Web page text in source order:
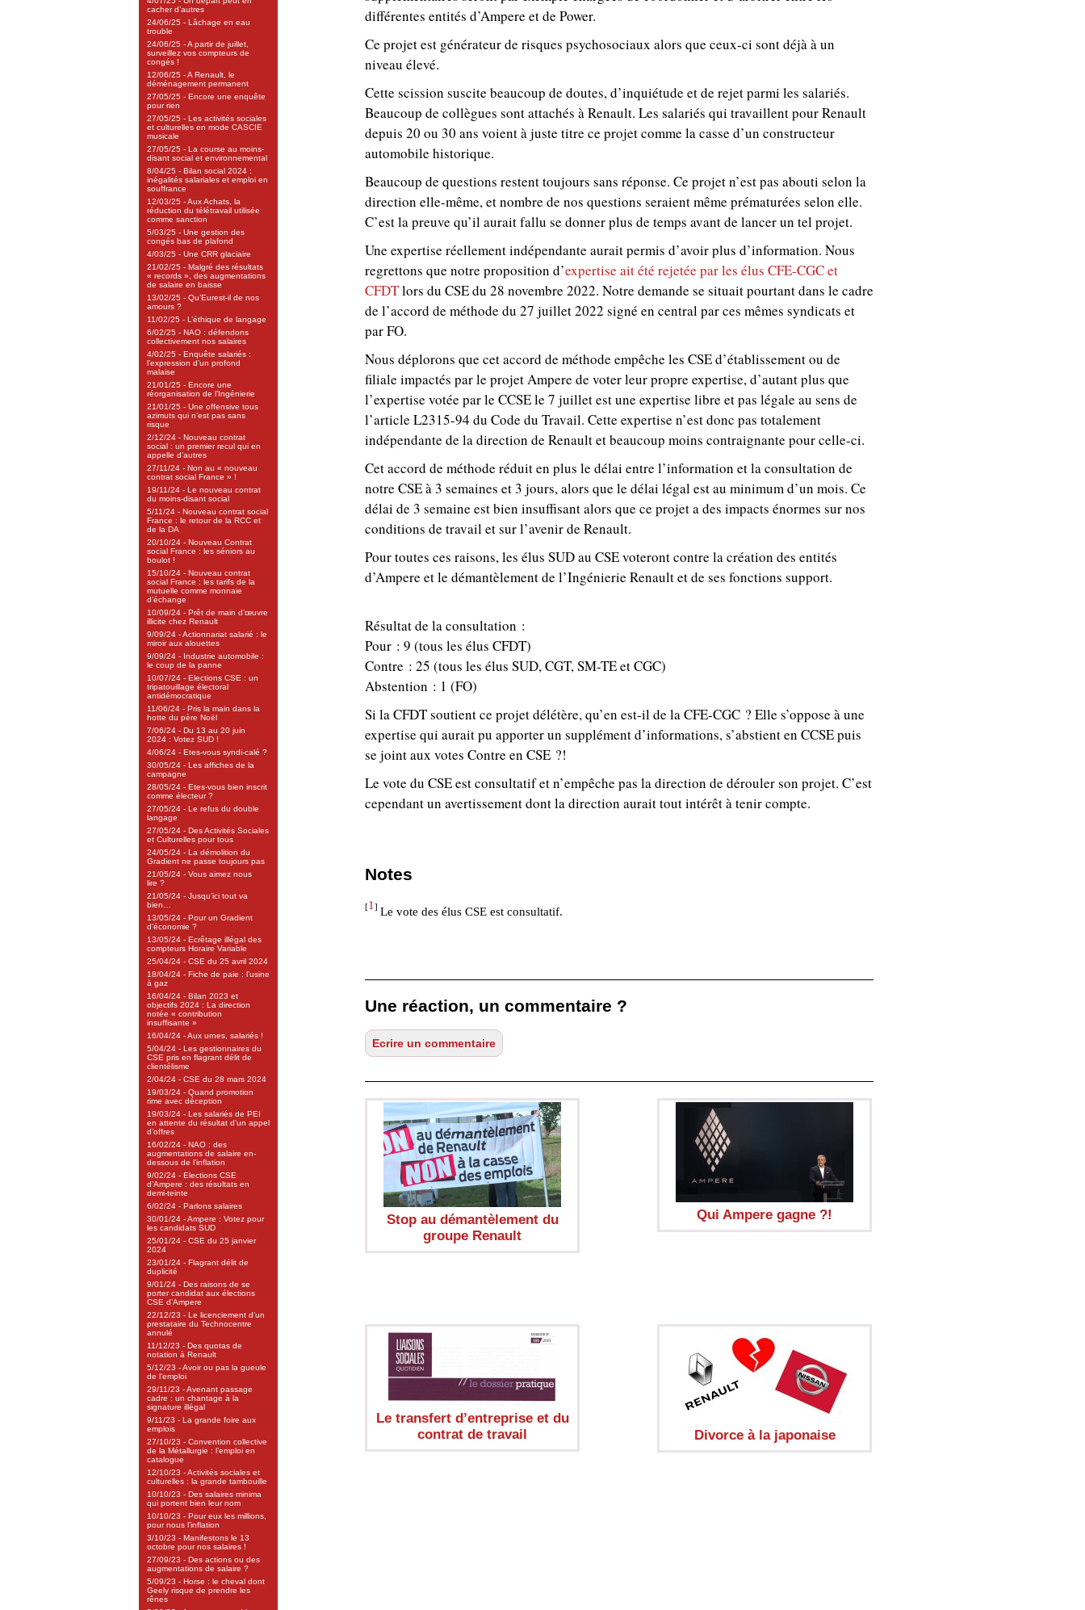
cacher d’autres
24/06/25 - Lâchage en eau
trouble
24/06/25 - A partir de juillet,
surveillez vos compteurs de
congés !
12/06/25 - A Renault, le
déménagement permanent
27/05/25 - Encore une enquête
pour rien
27/05/25 - Les activités sociales
et culturelles en mode CASCIE
musicale
27/05/25 - La course au moins-
disant social et environnemental
8/04/25 - Bilan social 2024 :
inégalités salariales et emploi en
souffrance
12/03/25 - Aux Achats, la
réduction du télétravail utilisée
comme sanction
5/03/25 - Une gestion des
congés bas de plafond
4/03/25 - Une CRR glaciaire
21/02/25 - Malgré des résultats
« records », des augmentations
de salaire en baisse
13/02/25 - Qu’Eurest-il de nos
amours ?
11/02/25 - L’éthique de langage
6/02/25 - NAO : défendons
collectivement nos salaires
4/02/25 - Enquête salariés :
l’expression d’un profond
malaise
21/01/25 - Encore une
réorganisation de l’Ingénierie
21/01/25 - Une offensive tous
azimuts qui n’est pas sans
risque
2/12/24 - Nouveau contrat
social : un premier recul qui en
appelle d’autres
27/11/24 - Non au « nouveau
contrat social France » !
19/11/24 - Le nouveau contrat
du moins-disant social
5/11/24 - Nouveau contrat social
France : le retour de la RCC et
de la DA
20/10/24 - Nouveau Contrat
social France : les séniors au
boulot !
15/10/24 - Nouveau contrat
social France : les tarifs de la
mutuelle comme monnaie
d’échange
10/09/24 - Prêt de main d’œuvre
illicite chez Renault
9/09/24 - Actionnariat salarié : le
miroir aux alouettes
9/09/24 - Industrie automobile :
le coup de la panne
10/07/24 - Elections CSE : un
tripatouillage électoral
antidémocratique
11/06/24 - Pris la main dans la
hotte du père Noël
7/06/24 - Du 13 au 20 juin
2024 : Votez SUD !
4/06/24 - Etes-vous syndi-calé ?
30/05/24 - Les affiches de la
campagne
28/05/24 - Etes-vous bien inscrit
comme électeur ?
27/05/24 - Le refus du double
langage
27/05/24 - Des Activités Sociales
et Culturelles pour tous
24/05/24 - La démolition du
Gradient ne passe toujours pas
21/05/24 - Vous aimez nous
lire ?
21/05/24 - Jusqu’ici tout va
bien…
13/05/24 - Pour un Gradient
d’économie ?
13/05/24 - Ecrêtage illégal des
compteurs Horaire Variable
25/04/24 - CSE du 25 avril 2024
18/04/24 - Fiche de paie : l’usine
à gaz
16/04/24 - Bilan 2023 et
objectifs 2024 : La direction
notée « contribution
insuffisante »
16/04/24 - Aux urnes, salariés !
5/04/24 - Les gestionnaires du
CSE pris en flagrant délit de
clientélisme
2/04/24 - CSE du 28 mars 2024
19/03/24 - Quand promotion
rime avec déception
19/03/24 - Les salariés de PEI
en attente du résultat d’un appel
d’offres
16/02/24 - NAO : des
augmentations de salaire en-
dessous de l’inflation
9/02/24 - Elections CSE
d’Ampere : des résultats en
demi-teinte
6/02/24 - Parlons salaires
30/01/24 - Ampere : Votez pour
les candidats SUD
25/01/24 - CSE du 25 janvier
2024
23/01/24 - Flagrant délit de
duplicité
9/01/24 - Des raisons de se
porter candidat aux élections
CSE d’Ampere
22/12/23 - Le licenciement d’un
prestataire du Technocentre
annulé
11/12/23 - Des quotas de
notation à Renault
5/12/23 - Avoir ou pas la gueule
de l’emploi
29/11/23 - Avenant passage
cadre : un chantage à la
signature illégal
9/11/23 - La grande foire aux
emplois
27/10/23 - Convention collective
de la Métallurgie : l’emploi en
catalogue
12/10/23 - Activités sociales et
culturelles : la grande tambouille
10/10/23 - Des salaires minima
qui portent bien leur nom
10/10/23 - Pour eux les millions,
pour nous l’inflation
3/10/23 - Manifestons le 13
octobre pour nos salaires !
27/09/23 - Des actions ou des
augmentations de salaire ?
5/09/23 - Horse : le cheval dont
Geely risque de prendre les
rênes
différentes entités d’Ampere et de Power.
Ce projet est générateur de risques psychosociaux alors que ceux-ci sont déjà à un
niveau élevé.
Cette scission suscite beaucoup de doutes, d’inquiétude et de rejet parmi les salariés.
Beaucoup de collègues sont attachés à Renault. Les salariés qui travaillent pour Renault
depuis 20 ou 30 ans voient à juste titre ce projet comme la casse d’un constructeur
automobile historique.
Beaucoup de questions restent toujours sans réponse. Ce projet n’est pas abouti selon la
direction elle-même, et nombre de nos questions seraient même prématurées selon elle.
C’est la preuve qu’il aurait fallu se donner plus de temps avant de lancer un tel projet.
Une expertise réellement indépendante aurait permis d’avoir plus d’information. Nous
regrettons que notre proposition d’expertise ait été rejetée par les élus CFE-CGC et
CFDTlors du CSE du 28 novembre 2022. Notre demande se situait pourtant dans le cadre
de l’accord de méthode du 27 juillet 2022 signé en central par ces mêmes syndicats et
par FO.
Nous déplorons que cet accord de méthode empêche les CSE d’établissement ou de
filiale impactés par le projet Ampere de voter leur propre expertise, d’autant plus que
l’expertise votée par le CCSE le 7 juillet est une expertise libre et pas légale au sens de
l’article L2315-94 du Code du Travail. Cette expertise n’est donc pas totalement
indépendante de la direction de Renault et beaucoup moins contraignante pour celle-ci.
Cet accord de méthode réduit en plus le délai entre l’information et la consultation de
notre CSE à 3 semaines et 3 jours, alors que le délai légal est au minimum d’un mois. Ce
délai de 3 semaine est bien insuffisant alors que ce projet a des impacts énormes sur nos
conditions de travail et sur l’avenir de Renault.
Pour toutes ces raisons, les élus SUD au CSE voteront contre la création des entités
d’Ampere et le démantèlement de l’Ingénierie Renault et de ses fonctions support.
Résultat de la consultation :
Pour : 9 (tous les élus CFDT)
Contre : 25 (tous les élus SUD, CGT, SM-TE et CGC)
Abstention : 1 (FO)
Si la CFDT soutient ce projet délétère, qu’en est-il de la CFE-CGC ? Elle s’oppose à une
expertise qui aurait pu apporter un supplément d’informations, s’abstient en CCSE puis
se joint aux votes Contre en CSE ?!
Le vote du CSE est consultatif et n’empêche pas la direction de dérouler son projet. C’est
cependant un avertissement dont la direction aurait tout intérêt à tenir compte.
Notes
[1 ] Le vote des élus CSE est consultatif.
Une réaction, un commentaire ?
Stop au démantèlement du
groupe Renault
Qui Ampere gagne ?!
Le transfert d’entreprise et du
contrat de travail
Divorce à la japonaise